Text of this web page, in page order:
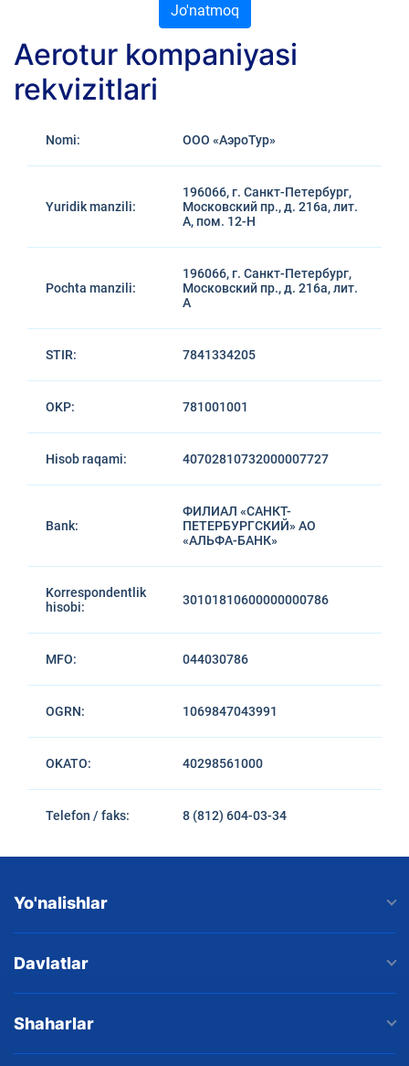
Jo'natmoq
Aerotur kompaniyasi
rekvizitlari
Nomi: ООО «АэроТур»
Yuridik manzili:
196066, г. Санкт-Петербург,
Московский пр., д. 216а, лит.
А, пом. 12-Н
Pochta manzili:
196066, г. Санкт-Петербург,
Московский пр., д. 216а, лит.
А
STIR: 7841334205
OKP: 781001001
Hisob raqami: 40702810732000007727
Bank:
ФИЛИАЛ «САНКТ-
ПЕТЕРБУРГСКИЙ» АО
«АЛЬФА-БАНК»
Korrespondentlik
hisobi:
30101810600000000786
MFO: 044030786
OGRN: 1069847043991
OKATO: 40298561000
Telefon / faks: 8 (812) 604-03-34
Yo'nalishlar
Davlatlar
Shaharlar